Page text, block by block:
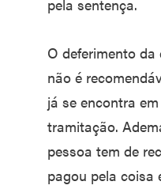
pela sentença.
O deferimento
não é
já se encontra
tramitação.
pessoa tem de
pagou pela coisa